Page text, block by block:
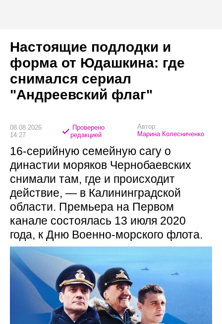
Настоящие подлодки и
форма от Юдашкина: где
снимался сериал
"Андреевский флаг"
08.08.2026
14:27
Проверено
редакцией
Автор:
Марина Колесниченко
16-серийную семейную сагу о
династии моряков Чернобаевских
снимали там, где и происходит
действие, — в Калининградской
области. Премьера на Первом
канале состоялась 13 июля 2020
года, к Дню Военно-морского флота.